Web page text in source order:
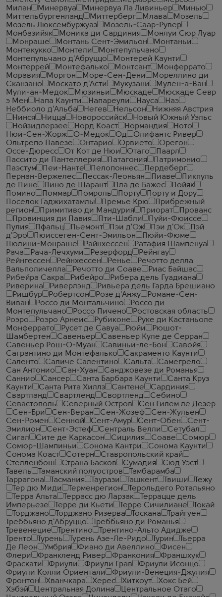
Милан
Минервуа Минервуа Ла Ливиньер
Минью
Миттельбургенланд
Миттерберг Млава
Мозель
Мозель Люксембуржуаз
Мозель-Саар-Рувер
Монбазийяк
Моника ди Сардиния
Монлуи Сюр Луар
Монраше
Монтань Сент-Эмильон
Монтаньи
Монтекукко
Монтели
Монтепульчано
Монтепульчано д'Абруццо
Монтерей Каунти
Монтеррей
Монтефалько Монтсант
Монферрато
Моравия
Моргон Море-Сен-Дени
Мореллино ди
Сканзано
Москато д'Асти Мукузани
Мулен-а-Ван
Мули-ан-Медок
Мюзиньи Мюскаде
Мюскаде Севр
э Мен
Напа Каунти Напареули Науса
Наэ
Неббиоло д'Альба
Негев Нельсон
Нижняя Австрия
Нинся
Ницца Новороссийск
Новый Южный Уэльс
Нойзидлерзее
Норд Коаст Нормандия
Ното
Нюи-Сен-Жорж
О-Медок Од
Олифантс Ривер
Ольтрепо Павезе
Онтарио Орвието
Орегон
Оссе-Дюресс
От Кот де Нюи Отаго
Паарл
Пассито ди Пантеллерия
Патагония
Патримонио
Паэстум
Пеи-Нанте Пелопоннес
Пердеберг
Пернан-Вержелес
Пессак-Леоньян Пиаве
Пикпуль
де Пине
Пино де Шарант Пла де Бажес
Пойяк
Помино
Поммар Помроль Порту
Порту и Дору
Поселок Гаджихатамлы
Премье Крю
Прибрежный
регион
Примитиво ди Мандурия Приорат
Прованс
Провинция ди Павия
Пти-Шабли
Пуйи-Фюиссе
Пулия
Пфальц Пьемонт Пэи д'Ож Пэи д'Ок
Пэй
д'Эро
Пюиссеген-Сент-Эмильон
Пюйи-Фюме
Пюлини-Монраше
Райнхессен
Ратафия Шампенуа
Рача
Рача-Лечхуми Резерфорд
Рейнгау
Рейнгессен
Рейнхессен Ренье
Речотто делла
Вальполичелла
Речотто ди Соаве
Риас Байшас
Рибейра Сакра
Рибейро
Рибера дель Гуадиана
Риверина
Риверлэнд
Ривьера дель Гарда Брешиано
Ришбур
Робертсон Розе д'Анжу
Романе-Сен-
Виван
Россо ди Монтальчино
Россо ди
Монтепульчано
Россо Пичено
Ростовская область
Роэро
Роэро Арнеис Рубиконе
Руке ди Кастаньоле
Монферрато
Русет де Савуа Рюйи
Рюшот-
Шамбертен
Савеньер
Савеньер Куле де Серран
Савеньер Рош-О-Муан
Савиньи-ле-Бон
Савойя
Сагрантино ди Монтефалько
Сакраменто Каунти
Саленто
Саличе Салентино Сальта
Самегрело
Сан Антонио
Сан-Хуан
Санджовезе ди Романья
Саннио
Сансер Санта Барбара Каунти
Санта Круз
Каунти
Санта Рита Хиллз Сантене
Сардиния
Свартланд
Свартленд Свортленд
Себино
Севастополь
Северный Остров
Сен Гилем ле Дезер
Сен-Бри
Сен-Веран Сен-Жозеф
Сен-Жульен
Сен-Ромен
Сенной Сент-Амур Сент-Обен
Сент-
Эмилион
Сент-Эстеф Сентраль Велли
Сетубал
Сигал
Сите де Каркасон Сицилия Соаве
Сомюр
Сомюр-Шампиньи
Сонома Кантри
Сонома Каунти
Сонома Коаст
Сотерн
Ставропольский край
Стелленбош
Страна Басков Сумадия
Сюд Уэст
Тавель
Таманский полуостров
Тамбарамба
Таррагона
Тасмания Таурази Ташкент Твиши
Тежу
Тер дю Миди
Терменрегион
Терольдего Ротальяно
Терра Альта
Террасс дю Ларзак
Террацце дель
Имперьезе
Терре ди Кьети Терре Сичилиане
Токай
Торджано
Торджано Ризерва Тоскана
Трайгуен
Треббьяно д'Абруццо
Треббьяно ди Романья
Тревенецие
Трентино
Трентино-Альто Адидже
Тренто
Турень Турень Азе-Ле-Ридо Турин
Тьерра
Де Леон
Умбрия Фиано ди Авеллино
Фисен
Флери
Франкленд Ривер Франкония
Франшхук
Фраскати
Фриули Фриули Грав
Фриули Исонцо
Фриули Колли Ориентали
Фриули-Венеция-Джулия
Фронтон
Хванчкара Херес Хиткоут
Хокс Бей
Хэбэй
Центральная Долина
Центральное Отаго